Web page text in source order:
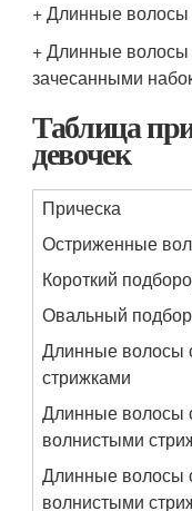
+ Длинные
+ Длинные
зачесанными
Таблица
девочек
Прическа
Остриженные
Короткий
Овальный
Длинные волосы
стрижками
Длинные волосы
волнистыми
Длинные волосы
волнистыми